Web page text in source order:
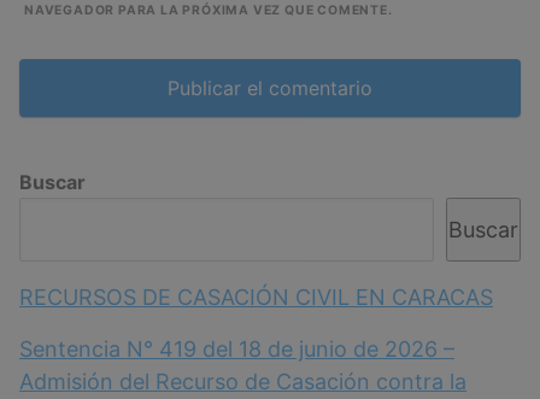
NAVEGADOR PARA LA PRÓXIMA VEZ QUE COMENTE.
Buscar
Buscar
RECURSOS DE CASACIÓN CIVIL EN CARACAS
Sentencia N° 419 del 18 de junio de 2026 –
Admisión del Recurso de Casación contra la